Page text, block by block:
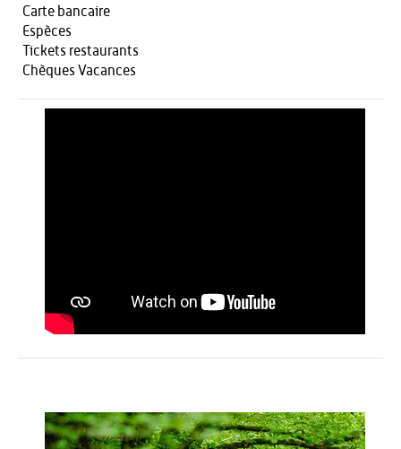
Carte bancaire
Espèces
Tickets restaurants
Chèques Vacances